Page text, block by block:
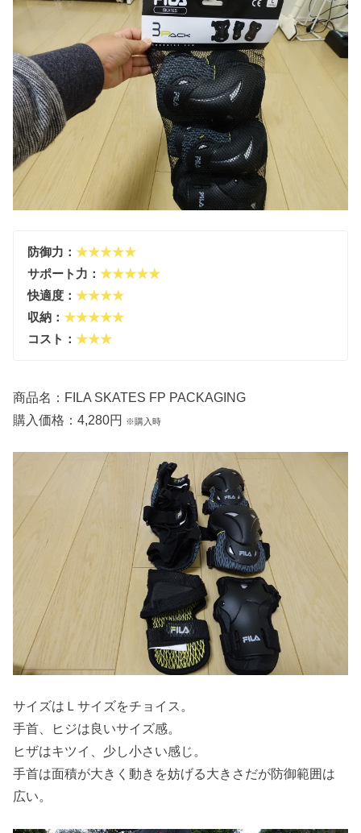
防御力：★★★★★
サポート力：★★★★★
快適度：★★★★
収納：★★★★★
コスト：★★★
商品名：FILA SKATES FP PACKAGING
購入価格：4,280円 ※購入時
サイズはＬサイズをチョイス。
手首、ヒジは良いサイズ感。
ヒザはキツイ、少し小さい感じ。
手首は面積が大きく動きを妨げる大きさだが防御範囲は
広い。